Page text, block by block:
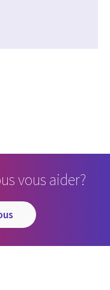
vous aider?